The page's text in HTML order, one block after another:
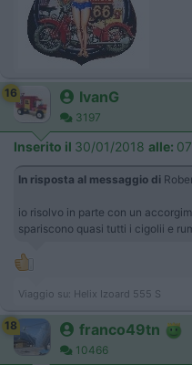
16 IvanG
3197
Inserito il 30/01/2018 alle:
In risposta al messaggio di
io risolvo in parte con un
spariscono quasi tutti i cigolii e
Viaggio su: Helix Izoard 555 S
18 franco49tn
10466